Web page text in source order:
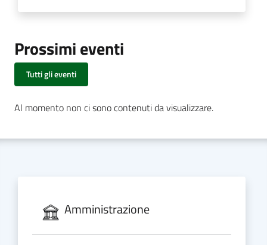
Prossimi eventi
Tutti gli eventi
Al momento non ci sono contenuti da visualizzare.
Amministrazione